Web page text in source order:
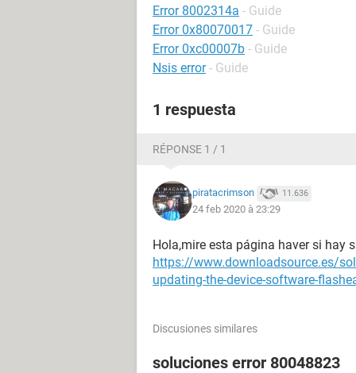
Error 8002314a - Guide
Error 0x80070017 - Guide
Error 0xc00007b - Guide
Nsis error - Guide
1 respuesta
RÉPONSE 1 / 1
piratacrimson 11.636
24 feb 2020 à 23:29
Hola,mire esta página haver si hay
https://www.downloadsource.es/
updating-the-device-software-
Discusiones similares
soluciones error 80048823